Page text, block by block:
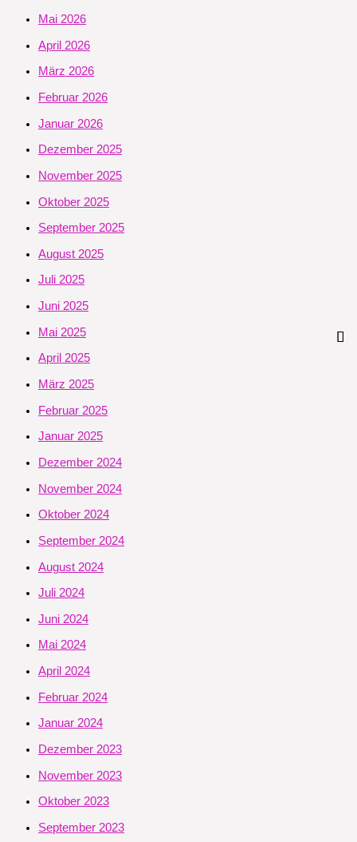
Mai 2026
April 2026
März 2026
Februar 2026
Januar 2026
Dezember 2025
November 2025
Oktober 2025
September 2025
August 2025
Juli 2025
Juni 2025
Mai 2025
April 2025
März 2025
Februar 2025
Januar 2025
Dezember 2024
November 2024
Oktober 2024
September 2024
August 2024
Juli 2024
Juni 2024
Mai 2024
April 2024
Februar 2024
Januar 2024
Dezember 2023
November 2023
Oktober 2023
September 2023